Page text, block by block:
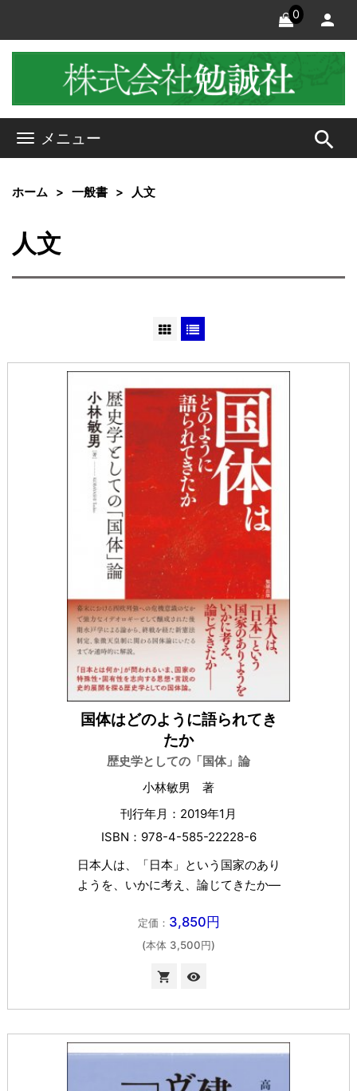
0
メニュー search
ホーム 一般書 人文
人文
国体はどのように語られてき
たか
歴史学としての「国体」論
小林敏男 著
刊行年月：2019年1月
ISBN：978-4-585-22228-6
日本人は、「日本」という国家のあり
ようを、いかに考え、論じてきたか―
定価： 3,850円
(本体 3,500円)
 visibility